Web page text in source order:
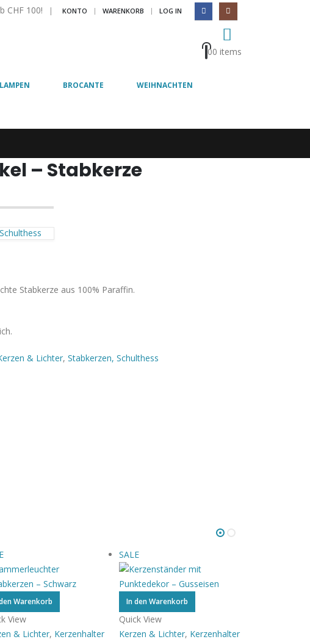
CHF 100! | KONTO WARENKORB LOG IN
00 items
LAMPEN BROCANTE WEIHNACHTEN
– Stabkerze
Stabkerze aus 100% Paraffin.
& Lichter, Stabkerzen, Schulthess
Warenkorb
View
& Lichter, Kerzenhalter
SALE
In den Warenkorb
Quick View
Kerzen & Lichter, Kerzenhalter